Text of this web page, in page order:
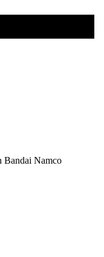
Bandai Namco